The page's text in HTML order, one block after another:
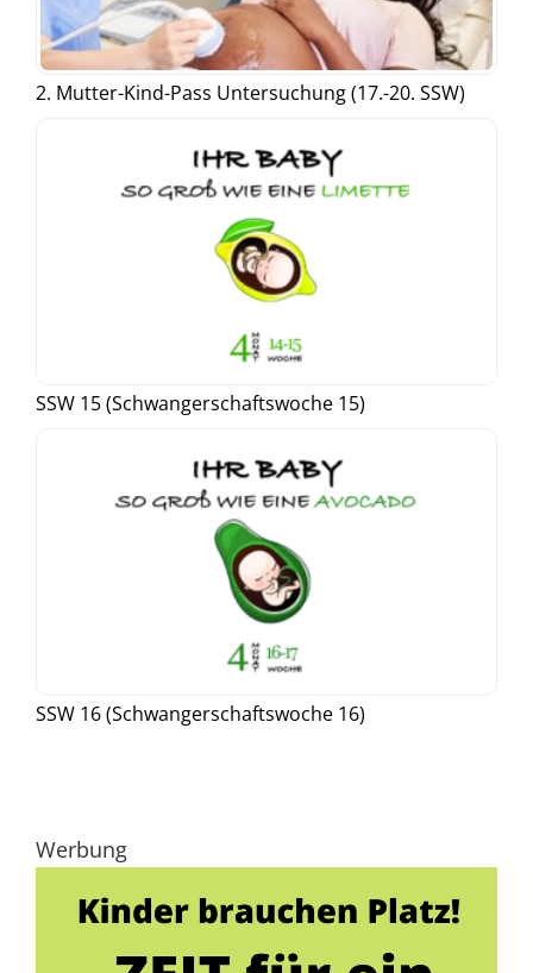
2. Mutter-Kind-Pass Untersuchung (17.-20. SSW)
SSW 15 (Schwangerschaftswoche 15)
SSW 16 (Schwangerschaftswoche 16)
Werbung